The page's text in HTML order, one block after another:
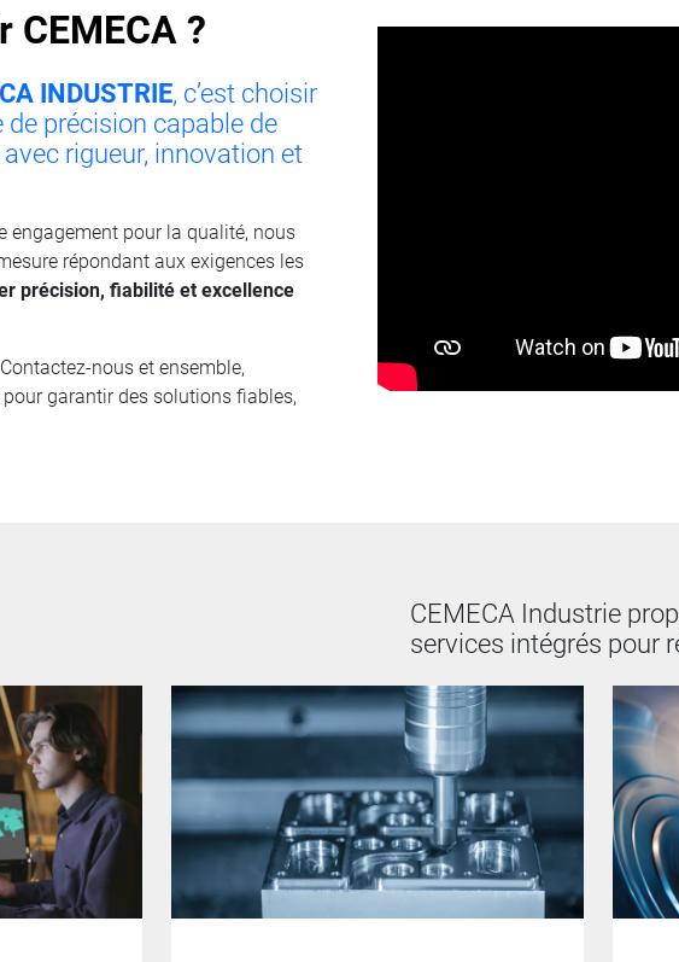
?
INDUSTRIE, c’est choisir
précision capable de
rigueur, innovation et
engagement pour la qualité, nous
répondant aux exigences les
précision, fiabilité et excellence
Contactez-nous et ensemble,
garantir des solutions fiables,
CEMECA Industrie
services intégrés pour